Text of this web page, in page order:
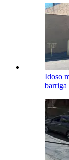
Idoso